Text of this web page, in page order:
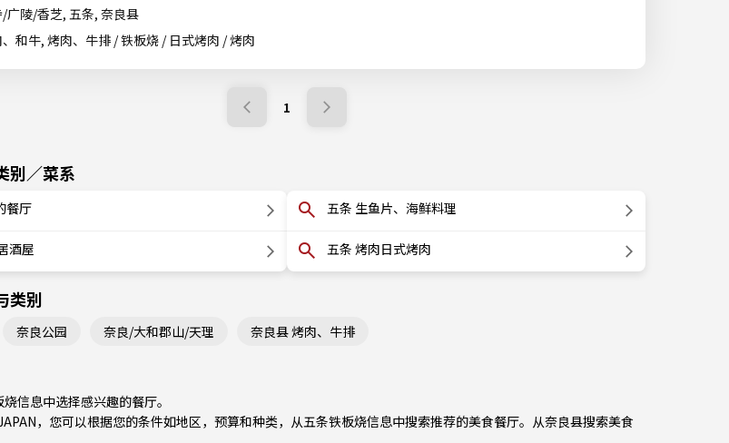
广陵/香芝, 五条, 奈良县
和牛, 烤肉、牛排 / 铁板烧 / 日式烤肉 / 烤肉
1
别／菜系
餐厅
酒屋
五条 生鱼片、海鲜料理
五条 烤肉日式烤肉
类别
奈良公园 奈良/大和郡山/天理 奈良县 烤肉、牛排
信息中选择感兴趣的餐厅。
，您可以根据您的条件如地区，预算和种类，从五条铁板烧信息中搜索推荐的美食餐厅。从奈良县搜索美食